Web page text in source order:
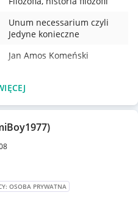
Unum necessarium czyli
Jedyne konieczne
Jan Amos Komeński
OSOBA PRYWATNA